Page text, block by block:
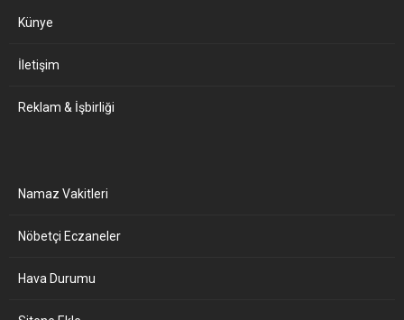
Künye
İletişim
Reklam & İşbirliği
Namaz Vakitleri
Nöbetçi Eczaneler
Hava Durumu